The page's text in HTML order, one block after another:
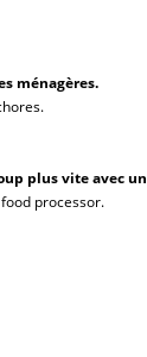
ménagères.
plus vite avec un
processor.